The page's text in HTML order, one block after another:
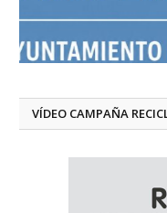
VÍDEO CAMPAÑA